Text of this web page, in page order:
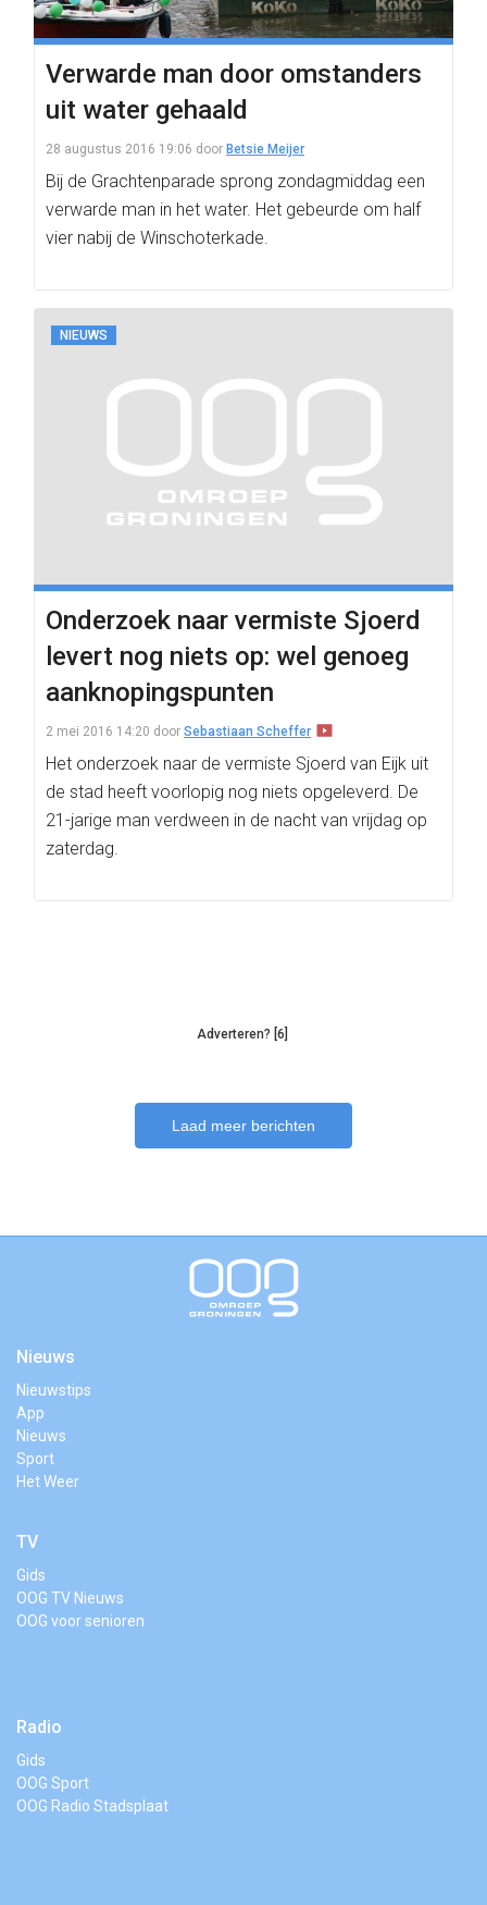
Verwarde man door omstanders
uit water gehaald
28 augustus 2016 19:06 door Betsie Meijer
Bij de Grachtenparade sprong zondagmiddag een
verwarde man in het water. Het gebeurde om half
vier nabij de Winschoterkade.
NIEUWS
Onderzoek naar vermiste Sjoerd
levert nog niets op: wel genoeg
aanknopingspunten
2 mei 2016 14:20 door Sebastiaan Scheffer
Het onderzoek naar de vermiste Sjoerd van Eijk uit
de stad heeft voorlopig nog niets opgeleverd. De
21-jarige man verdween in de nacht van vrijdag op
zaterdag.
Adverteren? [6]
Laad meer berichten
Nieuws
Nieuwstips
App
Nieuws
Sport
Het Weer
TV
Gids
OOG TV Nieuws
OOG voor senioren
Radio
Gids
OOG Sport
OOG Radio Stadsplaat